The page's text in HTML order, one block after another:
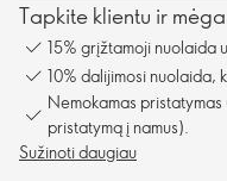
Tapkite klientu ir
15% grįžtamoji nuolaida
10% dalijimosi nuolaida,
Nemokamas
pristatymą į namus).
Sužinoti daugiau